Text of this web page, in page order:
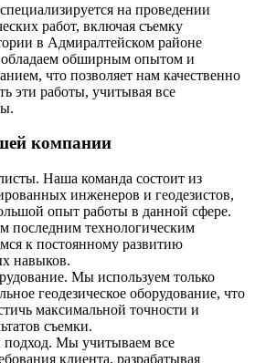
на проведении
работ, включая съемку
в Адмиралтейском районе
обширным опытом и
что позволяет нам качественно
эти работы, учитывая все
компании
Наша команда состоит из
инженеров и геодезистов,
опыт работы в данной сфере.
последним технологическим
к постоянному развитию
навыков.
Мы используем только
геодезическое оборудование, что
максимальной точности и
съемки.
Мы учитываем все
клиента, разрабатывая